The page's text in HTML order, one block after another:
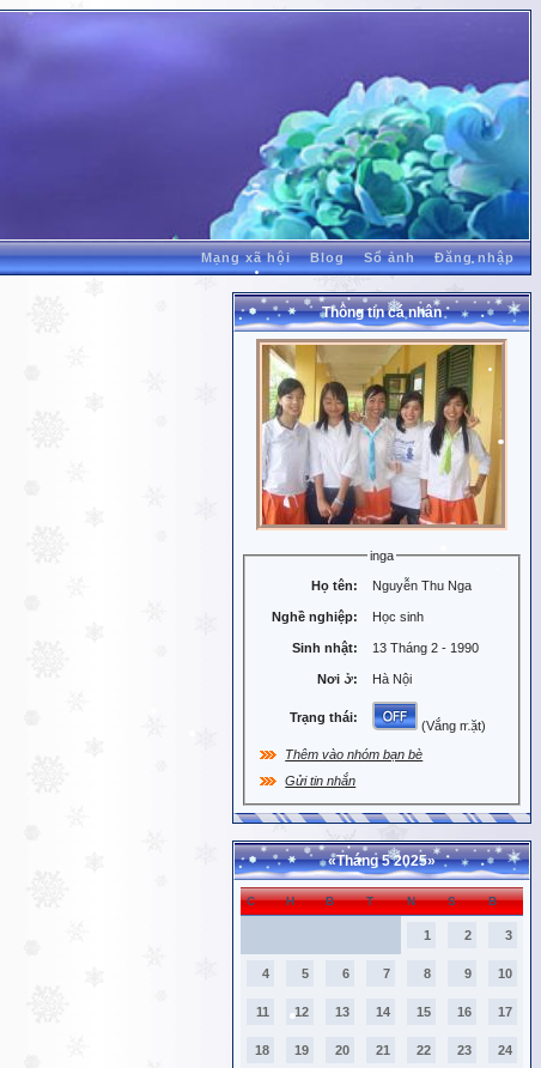
Mạng xã hội Blog Sổ ảnh Đăng nhập
Thông tin cá nhân
inga
Họ tên: Nguyễn Thu Nga
Nghề nghiệp: Học sinh
Sinh nhật: 13 Tháng 2 - 1990
Nơi ở: Hà Nội
Trạng thái:
(Vắng mặt)
Thêm vào nhóm bạn bè
Gửi tin nhắn
«Tháng 5 2025»
C H B T N S B
1 2 3
4 5 6 7 8 9 10
11 12 13 14 15 16 17
18 19 20 21 22 23 24